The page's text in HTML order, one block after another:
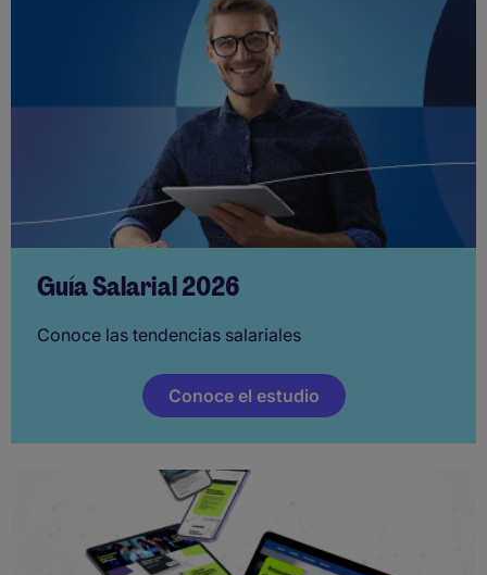
Guía Salarial 2026
Conoce las tendencias salariales
Conoce el estudio